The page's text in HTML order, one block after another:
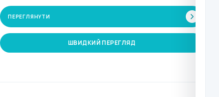
ПЕРЕГЛЯНУТИ
ШВИДКИЙ ПЕРЕГЛЯД